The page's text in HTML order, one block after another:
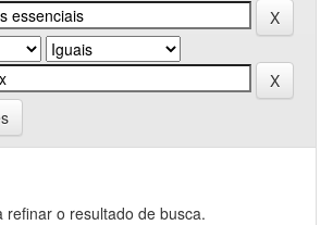
refinar o resultado de busca.